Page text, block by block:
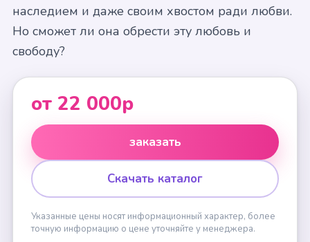
наследием и даже своим хвостом ради любви.
Но сможет ли она обрести эту любовь и
свободу?
от 22 000р
заказать
Скачать каталог
Указанные цены носят информационный характер, более
точную информацию о цене уточняйте у менеджера.